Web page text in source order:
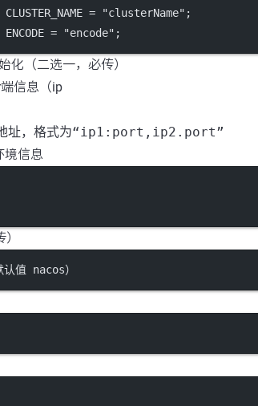
= "clusterName";
= "encode";
化（二选一，必传）
信息（ip
地址，格式为“ip1:port,ip2.port”
境信息
值 nacos）